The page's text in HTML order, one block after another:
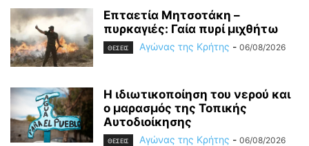
Επταετία Μητσοτάκη –
πυρκαγιές: Γαία πυρί μιχθήτω
ΘΕΣΕΙΣ Αγώνας της Κρήτης - 06/08/2026
Η ιδιωτικοποίηση του νερού και
ο μαρασμός της Τοπικής
Αυτοδιοίκησης
ΘΕΣΕΙΣ Αγώνας της Κρήτης - 06/08/2026